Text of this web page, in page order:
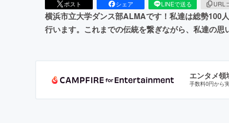
ポスト シェア LINEで送る URL
横浜市立大学ダンス部ALMAです！私達は総勢100
行います。これまでの伝統を繋ぎながら、私達の
エンタメ領
手数料0円から